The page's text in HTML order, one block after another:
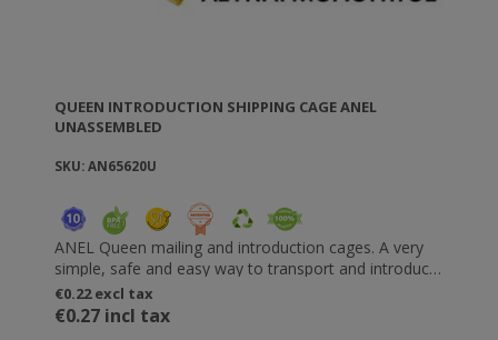
QUEEN INTRODUCTION SHIPPING CAGE ANEL
UNASSEMBLED
SKU: AN65620U
ANEL Queen mailing and introduction cages. A very
simple, safe and easy way to transport and introduce
the queen. With room providing “safe feeling” to the
queen. With adjustable release speed. Snaps on top
€0.22 excl tax
€0.27 incl tax